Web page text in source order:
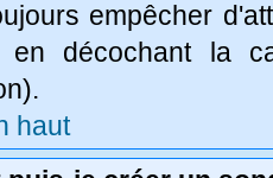
empêcher
en décochant la
haut